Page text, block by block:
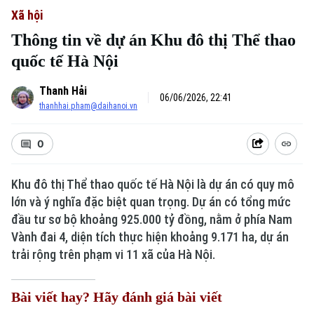
Xã hội
Thông tin về dự án Khu đô thị Thể thao
quốc tế Hà Nội
Thanh Hải
thanhhai.pham@daihanoi.vn
06/06/2026, 22:41
0
Khu đô thị Thể thao quốc tế Hà Nội là dự án có quy mô
lớn và ý nghĩa đặc biệt quan trọng. Dự án có tổng mức
đầu tư sơ bộ khoảng 925.000 tỷ đồng, nằm ở phía Nam
Vành đai 4, diện tích thực hiện khoảng 9.171 ha, dự án
trải rộng trên phạm vi 11 xã của Hà Nội.
Bài viết hay? Hãy đánh giá bài viết